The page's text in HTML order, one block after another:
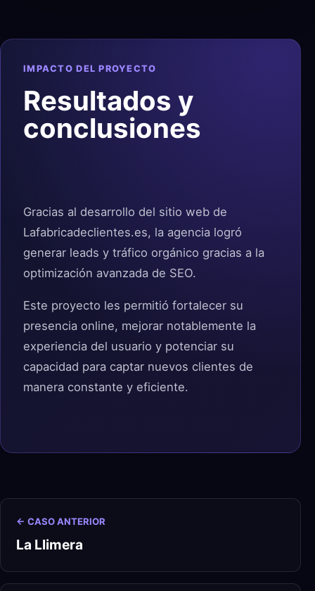
IMPACTO DEL PROYECTO
Resultados y
conclusiones
Gracias al desarrollo del sitio web de
Lafabricadeclientes.es, la agencia logró
generar leads y tráfico orgánico gracias a la
optimización avanzada de SEO.
Este proyecto les permitió fortalecer su
presencia online, mejorar notablemente la
experiencia del usuario y potenciar su
capacidad para captar nuevos clientes de
manera constante y eficiente.
← CASO ANTERIOR
La Llimera